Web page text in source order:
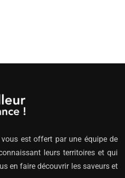
est offert par une équipe de
leurs territoires et qui
en faire découvrir les saveurs et